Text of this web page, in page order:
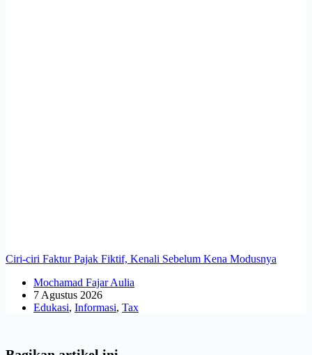
Ciri-ciri Faktur Pajak Fiktif, Kenali Sebelum Kena Modusnya
Mochamad Fajar Aulia
7 Agustus 2026
Edukasi, Informasi, Tax